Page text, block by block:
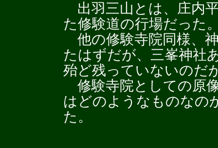
出羽三山とは、庄内
た修験道の行場だった
他の修験寺院同様、
たはずだが、三峯神社
殆ど残っていないのだ
修験寺院としての原
はどのようなものなの
た。